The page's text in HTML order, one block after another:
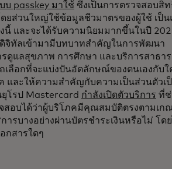
บ passkey มาใช้ ซึ่งเป็นการตรวจสอบสิ
ยส่วนใหญ่ใช้ข้อมูลชีวมาตรของผู้ใช้ เป็น
นี้ และจะได้รับความนิยมมากขึ้นในปี
จิทัลเข้ามามีบทบาทสำคัญในการพัฒนา
ดูแลสุขภาพ การศึกษา และบริการสาธา
เลือกที่จะแบ่งปันอัตลักษณ์ของตนเองกับใ
และให้ความสำคัญกับความเป็นส่วนตัวเ
ยุโรป Mastercard กำลังเปิดตัวบริการ ที่ช่
สอบได้ว่าผู้บริโภคมีคุณสมบัติตรงตามเก
รบางอย่างผ่านบัตรชำระเงินหรือไม่ โด
กสารใดๆ